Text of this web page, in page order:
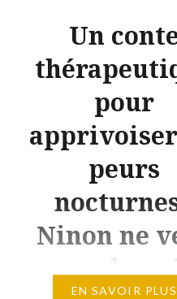
Un
pour
peurs
Ninon ne
pas
EN SAVOIR PLUS